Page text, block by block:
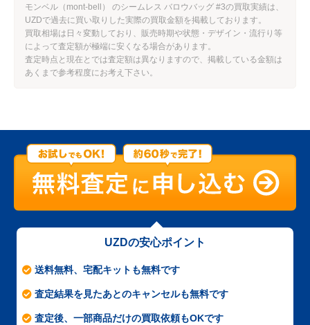
モンベル（mont-bell） のシームレス バロウバッグ #3の買取実績は、
UZDで過去に買い取りした実際の買取金額を掲載しております。
買取相場は日々変動しており、販売時期や状態・デザイン・流行り等
によって査定額が極端に安くなる場合があります。
査定時点と現在とでは査定額は異なりますので、掲載している金額は
あくまで参考程度にお考え下さい。
UZDの安心ポイント
送料無料、宅配キットも無料です
査定結果を見たあとのキャンセルも無料です
査定後、一部商品だけの買取依頼もOKです